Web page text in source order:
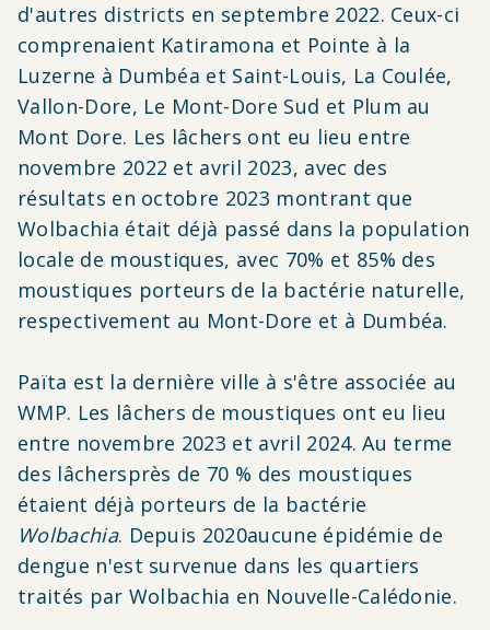
d'autres districts en septembre 2022. Ceux-ci
comprenaient Katiramona et Pointe à la
Luzerne à Dumbéa et Saint-Louis, La Coulée,
Vallon-Dore, Le Mont-Dore Sud et Plum au
Mont Dore. Les lâchers ont eu lieu entre
novembre 2022 et avril 2023, avec des
résultats en octobre 2023 montrant que
Wolbachia était déjà passé dans la population
locale de moustiques, avec 70% et 85% des
moustiques porteurs de la bactérie naturelle,
respectivement au Mont-Dore et à Dumbéa.
Païta est la dernière ville à s'être associée au
WMP. Les lâchers de moustiques ont eu lieu
entre novembre 2023 et avril 2024. Au terme
des lâchersprès de 70 % des moustiques
étaient déjà porteurs de la bactérie
Wolbachia. Depuis 2020aucune épidémie de
dengue n'est survenue dans les quartiers
traités par Wolbachia en Nouvelle-Calédonie.